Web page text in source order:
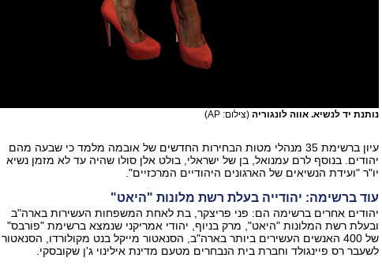
נותנת יד לנשיא. אווה לונגוריה (צילום: AP)
עיון ברשימת 35 מנהלי מטות הבחירות החדשים של אובמה מלמד כי שבעה מהם
יהודים. בנוסף לרם עמנואל, בן של ישראלי, בולט אלן סולו שהיה עד לא מזמן נשיא
יו"ר "ועידת הנשיאים של הארגונים היהודיים המרכזיים".
עוד ברשימה: יהודייה בעלת רשת מלונות "היאט"
יהודים אחרים ברשימה הם: פני פריצקר, בת לאחת המשפחות העשירות בארה"ב
ובעלת רשת המלונות "היאט", מרק בניוף, יהודי אמריקני שנמצא ברשימת "פורבס"
של 400 האנשים העשירים ביותר בארה"ב, הסנאטור מייקל בנט מקולורדו, הסנאטור
לשעבר רס פיינגולד וחברת בית הנבחרים מטעם מדינת אילינוי ג'ן שקובסקי.